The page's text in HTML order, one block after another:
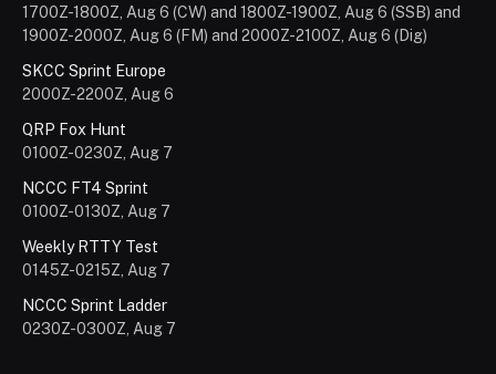
1700Z-1800Z, Aug 6 (CW) and 1800Z-1900Z, Aug 6 (SSB) and
1900Z-2000Z, Aug 6 (FM) and 2000Z-2100Z, Aug 6 (Dig)
SKCC Sprint Europe
2000Z-2200Z, Aug 6
QRP Fox Hunt
0100Z-0230Z, Aug 7
NCCC FT4 Sprint
0100Z-0130Z, Aug 7
Weekly RTTY Test
0145Z-0215Z, Aug 7
NCCC Sprint Ladder
0230Z-0300Z, Aug 7